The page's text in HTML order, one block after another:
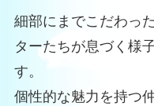
細部にまでこだわっ
ターたちが息づく様
す。
個性的な魅力を持つ